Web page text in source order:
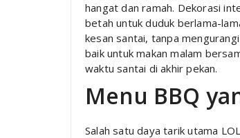
hangat dan ramah. Dekorasi
betah untuk duduk berlama-
kesan santai, tanpa
baik untuk makan malam
waktu santai di akhir pekan.
Menu BBQ
Salah satu daya tarik utama